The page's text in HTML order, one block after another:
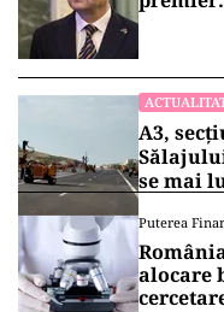
A3,
se mai
Puterea
alocare